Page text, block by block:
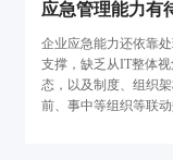
应急管理能力有
企业应急能力还依靠
支撑，缺乏从IT整体
态，以及制度、组织
前、事中等组织等联动